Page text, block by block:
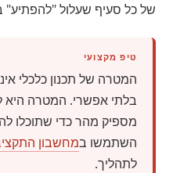
של כל סעיף שעלול
טיפ מקצועי
המטרה של תכנון כלכלי
בלתי אפשרי. המטרה היא
מספיק מהר כדי שתוכלו
השתמשו במחשבון
לתהליך.